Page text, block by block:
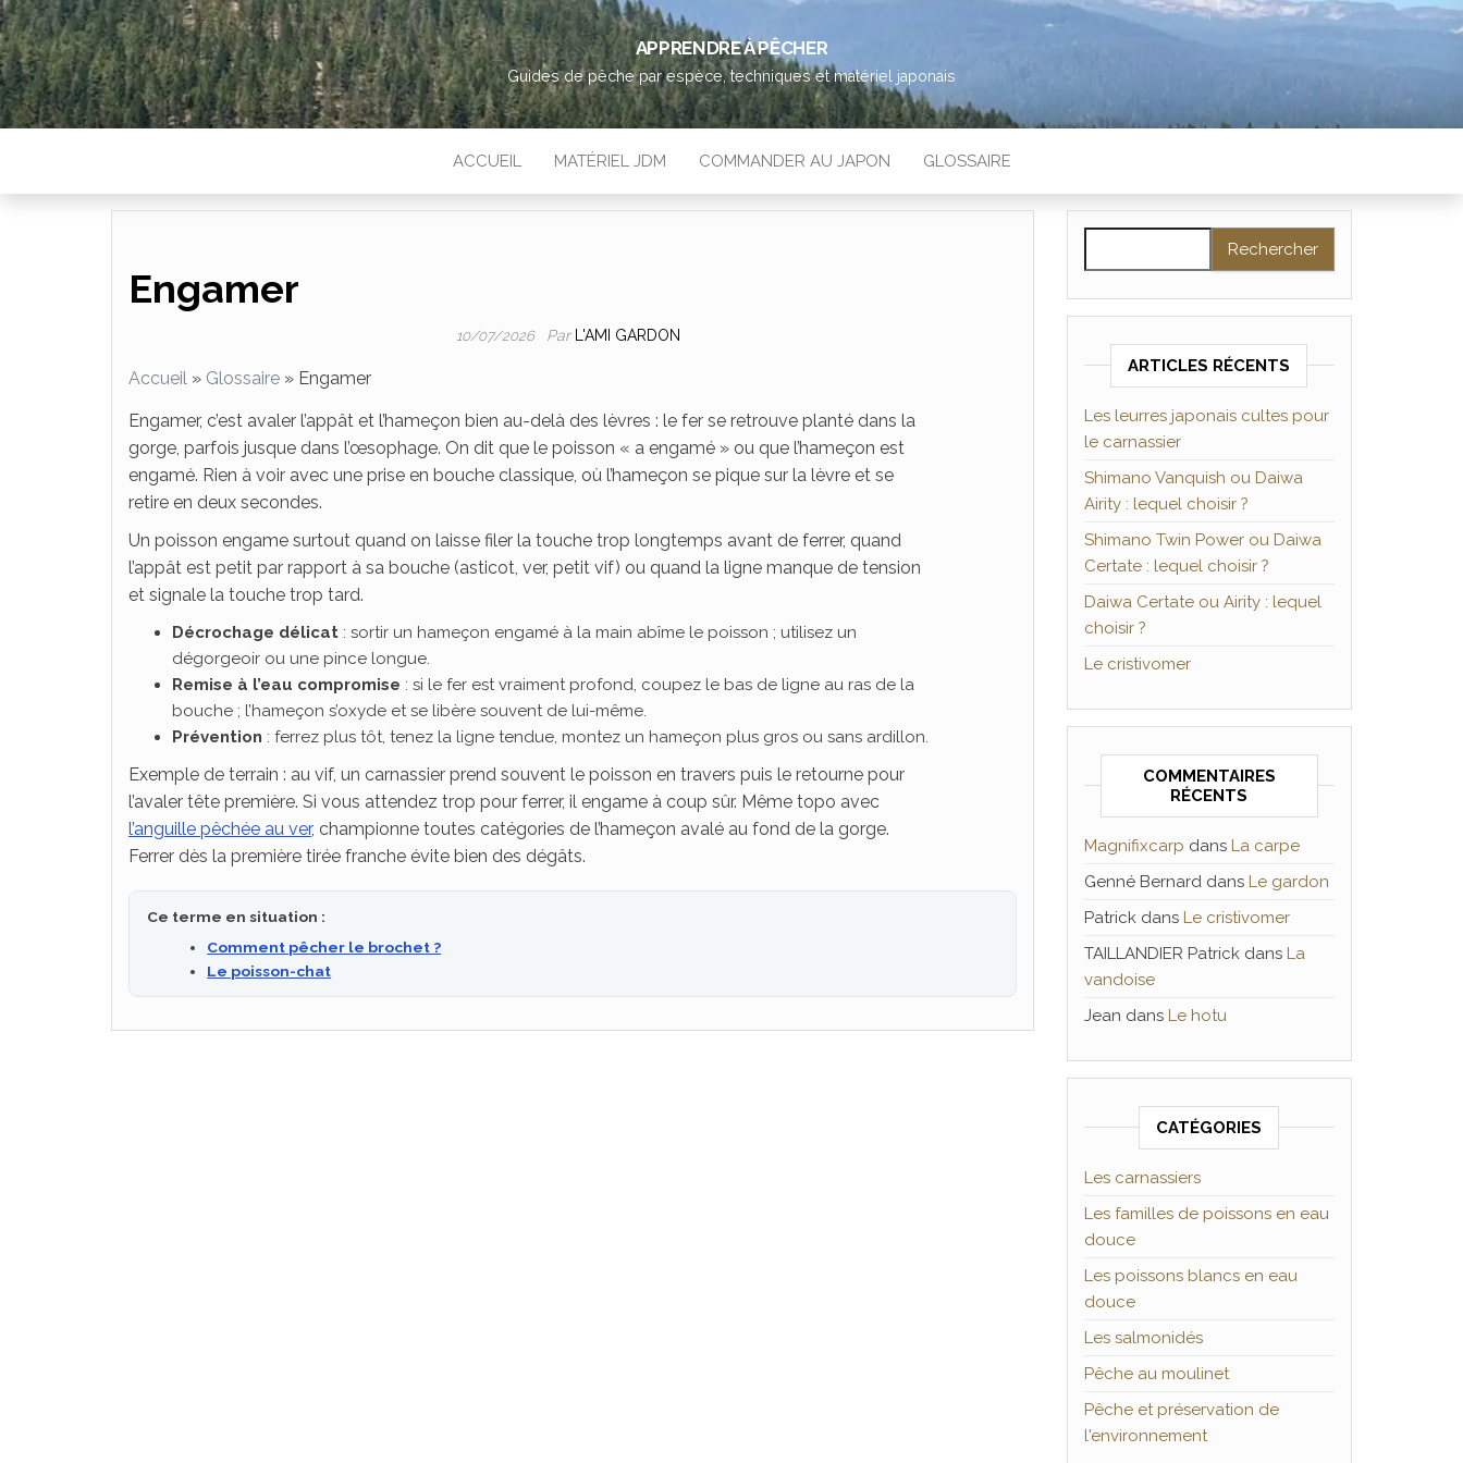
APPRENDRE À PÊCHER
Guides de pêche par espèce, techniques et matériel japonais
ACCUEIL MATÉRIEL JDM COMMANDER AU JAPON GLOSSAIRE
Engamer
10/07/2026 Par L'AMI GARDON
Accueil » Glossaire » Engamer
Engamer, c’est avaler l’appât et l’hameçon bien au-delà des lèvres : le fer se retrouve planté dans la
gorge, parfois jusque dans l’œsophage. On dit que le poisson « a engamé » ou que l’hameçon est
engamé. Rien à voir avec une prise en bouche classique, où l’hameçon se pique sur la lèvre et se
retire en deux secondes.
Un poisson engame surtout quand on laisse filer la touche trop longtemps avant de ferrer, quand
l’appât est petit par rapport à sa bouche (asticot, ver, petit vif) ou quand la ligne manque de tension
et signale la touche trop tard.
Décrochage délicat : sortir un hameçon engamé à la main abîme le poisson ; utilisez un
dégorgeoir ou une pince longue.
Remise à l’eau compromise : si le fer est vraiment profond, coupez le bas de ligne au ras de la
bouche ; l’hameçon s’oxyde et se libère souvent de lui-même.
Prévention : ferrez plus tôt, tenez la ligne tendue, montez un hameçon plus gros ou sans ardillon.
Exemple de terrain : au vif, un carnassier prend souvent le poisson en travers puis le retourne pour
l’avaler tête première. Si vous attendez trop pour ferrer, il engame à coup sûr. Même topo avec
l’anguille pêchée au ver, championne toutes catégories de l’hameçon avalé au fond de la gorge.
Ferrer dès la première tirée franche évite bien des dégâts.
Ce terme en situation :
Comment pêcher le brochet ?
Le poisson-chat
ARTICLES RÉCENTS
Les leurres japonais cultes pour
le carnassier
Shimano Vanquish ou Daiwa
Airity : lequel choisir ?
Shimano Twin Power ou Daiwa
Certate : lequel choisir ?
Daiwa Certate ou Airity : lequel
choisir ?
Le cristivomer
COMMENTAIRES
RÉCENTS
Magnifixcarp dans La carpe
Genné Bernarddans Le gardon
Patrickdans Le cristivomer
TAILLANDIER Patrickdans La
vandoise
Jean dans Le hotu
CATÉGORIES
Les carnassiers
Les familles de poissons en eau
douce
Les poissons blancs en eau
douce
Les salmonidés
Pêche au moulinet
Pêche et préservation de
l'environnement